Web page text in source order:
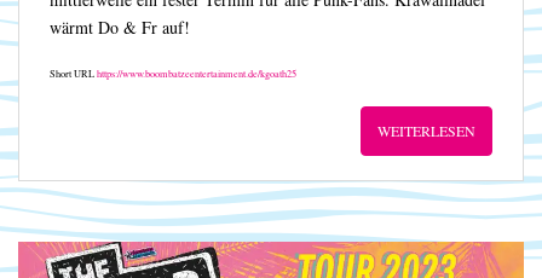
wärmt Do & Fr auf!
Short URLhttps://www.boombatzeentertainment.de/kgoath25
WEITERLESEN